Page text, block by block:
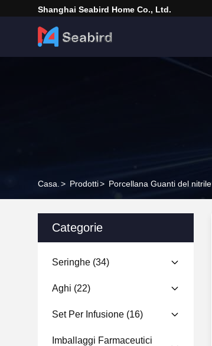
Shanghai Seabird Home Co., Ltd.
Casa. > Prodotti> Porcellana Guanti del nitrile
Categorie
Seringhe (34)
Aghi (22)
Set Per Infusione (16)
Imballaggi Farmaceutici